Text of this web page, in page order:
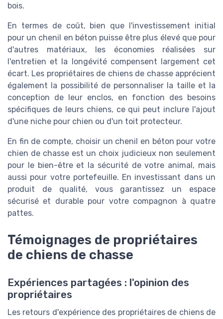
bois.
En termes de coût, bien que l'investissement initial
pour un chenil en béton puisse être plus élevé que pour
d'autres matériaux, les économies réalisées sur
l'entretien et la longévité compensent largement cet
écart. Les propriétaires de chiens de chasse apprécient
également la possibilité de personnaliser la taille et la
conception de leur enclos, en fonction des besoins
spécifiques de leurs chiens, ce qui peut inclure l'ajout
d'une niche pour chien ou d'un toit protecteur.
En fin de compte, choisir un chenil en béton pour votre
chien de chasse est un choix judicieux non seulement
pour le bien-être et la sécurité de votre animal, mais
aussi pour votre portefeuille. En investissant dans un
produit de qualité, vous garantissez un espace
sécurisé et durable pour votre compagnon à quatre
pattes.
Témoignages de propriétaires
de chiens de chasse
Expériences partagées : l'opinion des
propriétaires
Les retours d'expérience des propriétaires de chiens de